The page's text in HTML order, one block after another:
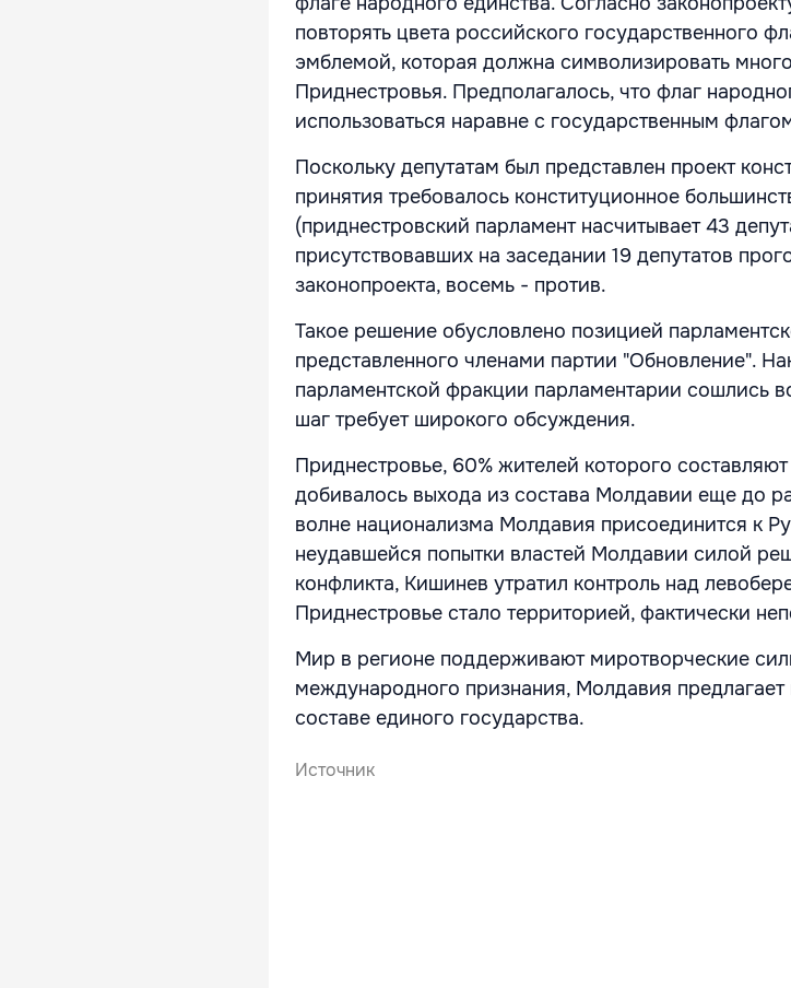
повторять цвета российского государственного
эмблемой, которая должна символизировать
Приднестровья. Предполагалось, что флаг
использоваться наравне с государственным
Поскольку депутатам был представлен проект
принятия требовалось конституционное
(приднестровский парламент насчитывает 43
присутствовавших на заседании 19 депутатов
законопроекта, восемь - против.
Такое решение обусловлено позицией
представленного членами партии "Обновление".
парламентской фракции парламентарии сошлись
шаг требует широкого обсуждения.
Приднестровье, 60% жителей которого
добивалось выхода из состава Молдавии еще до
волне национализма Молдавия присоединится к
неудавшейся попытки властей Молдавии силой
конфликта, Кишинев утратил контроль над
Приднестровье стало территорией, фактически
Мир в регионе поддерживают миротворческие
международного признания, Молдавия
составе единого государства.
Источник